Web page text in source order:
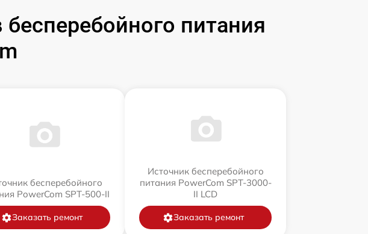
питания
бесперебойного
PowerCom SPT-500-II
Заказать ремонт
Источник бесперебойного
питания PowerCom SPT-3000-
II LCD
Заказать ремонт